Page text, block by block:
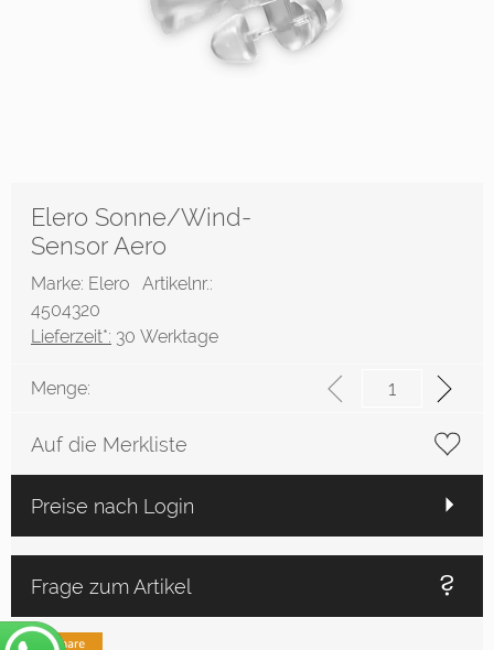
Elero Sonne/Wind-
Sensor Aero
Marke: Elero Artikelnr.:
4504320
Lieferzeit*: 30 Werktage
Menge:
Auf die Merkliste
Preise nach Login
Frage zum Artikel